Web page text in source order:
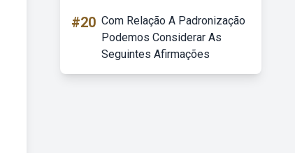
#20 Com Relação A Padronização
Podemos Considerar As
Seguintes Afirmações